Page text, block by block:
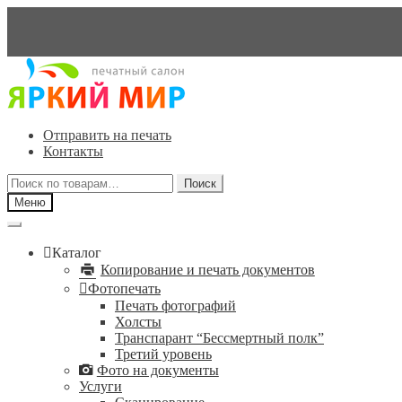
Перейти
навигации
Перейти
содержимому
Отправить на печать
Контакты
Искать:
Поиск
Меню
Каталог
Копирование и печать документов
Фотопечать
Печать фотографий
Холсты
Транспарант “Бессмертный полк”
Третий уровень
Фото на документы
Услуги